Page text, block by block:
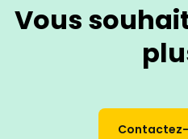
Vous